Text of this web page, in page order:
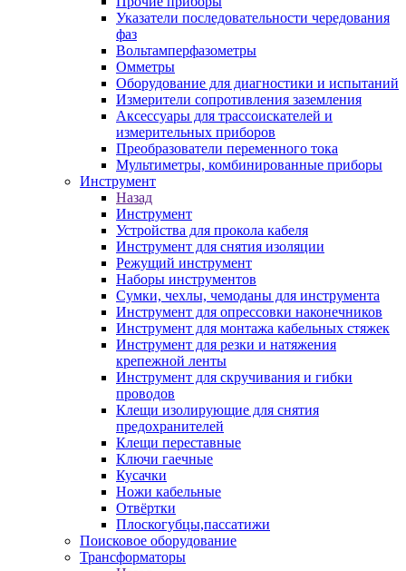
Указатели последовательности чередования
фаз
Вольтамперфазометры
Омметры
Оборудование для диагностики и испытаний
Измерители сопротивления заземления
Аксессуары для трассоискателей и
измерительных приборов
Преобразователи переменного тока
Мультиметры, комбинированные приборы
Инструмент
Назад
Инструмент
Устройства для прокола кабеля
Инструмент для снятия изоляции
Режущий инструмент
Наборы инструментов
Сумки, чехлы, чемоданы для инструмента
Инструмент для опрессовки наконечников
Инструмент для монтажа кабельных стяжек
Инструмент для резки и натяжения
крепежной ленты
Инструмент для скручивания и гибки
проводов
Клещи изолирующие для снятия
предохранителей
Клещи переставные
Ключи гаечные
Кусачки
Ножи кабельные
Отвёртки
Плоскогубцы,пассатижи
Поисковое оборудование
Трансформаторы